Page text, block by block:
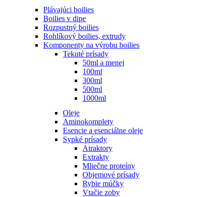
Plávajúci boilies
Boilies v dipe
Rozpustný boilies
Rohlíkový boilies, extrudy
Komponenty na výrobu boilies
Tekuté prísady
50ml a menej
100ml
300ml
500ml
1000ml
Oleje
Aminokomplety
Esencie a esenciálne oleje
Sypké prísady
Atraktory
Extrakty
Mliečne proteíny
Objemové prísady
Rybie múčky
Vtačie zoby